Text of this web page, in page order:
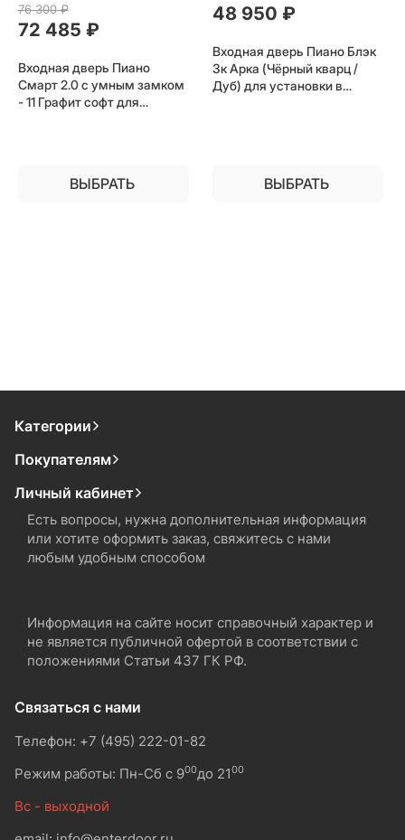
76 300 ₽
72 485 ₽
Входная дверь Пиано
Смарт 2.0 с умным замком
- 11 Графит софт для
ВЫБРАТЬ
48 950 ₽
Входная дверь Пиано Блэк
3к Арка (Чёрный кварц /
Дуб) для установки в
ВЫБРАТЬ
Категории
Покупателям
Личный кабинет
Есть вопросы, нужна дополнительная информация
или хотите оформить заказ, свяжитесь с нами
любым удобным способом
Информация на сайте носит справочный характер и
не является публичной офертой в соответствии с
положениями Статьи 437 ГК РФ.
Связаться с нами
Телефон: +7 (495) 222-01-82
Режим работы: Пн-Сб с 900до 2100
Вс - выходной